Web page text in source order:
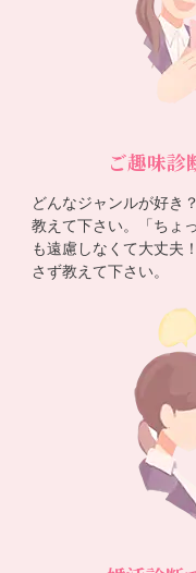
ご趣味診
どんなジャンルが好き
教えて下さい。「ちょ
も遠慮しなくて大丈夫
さず教えて下さい。